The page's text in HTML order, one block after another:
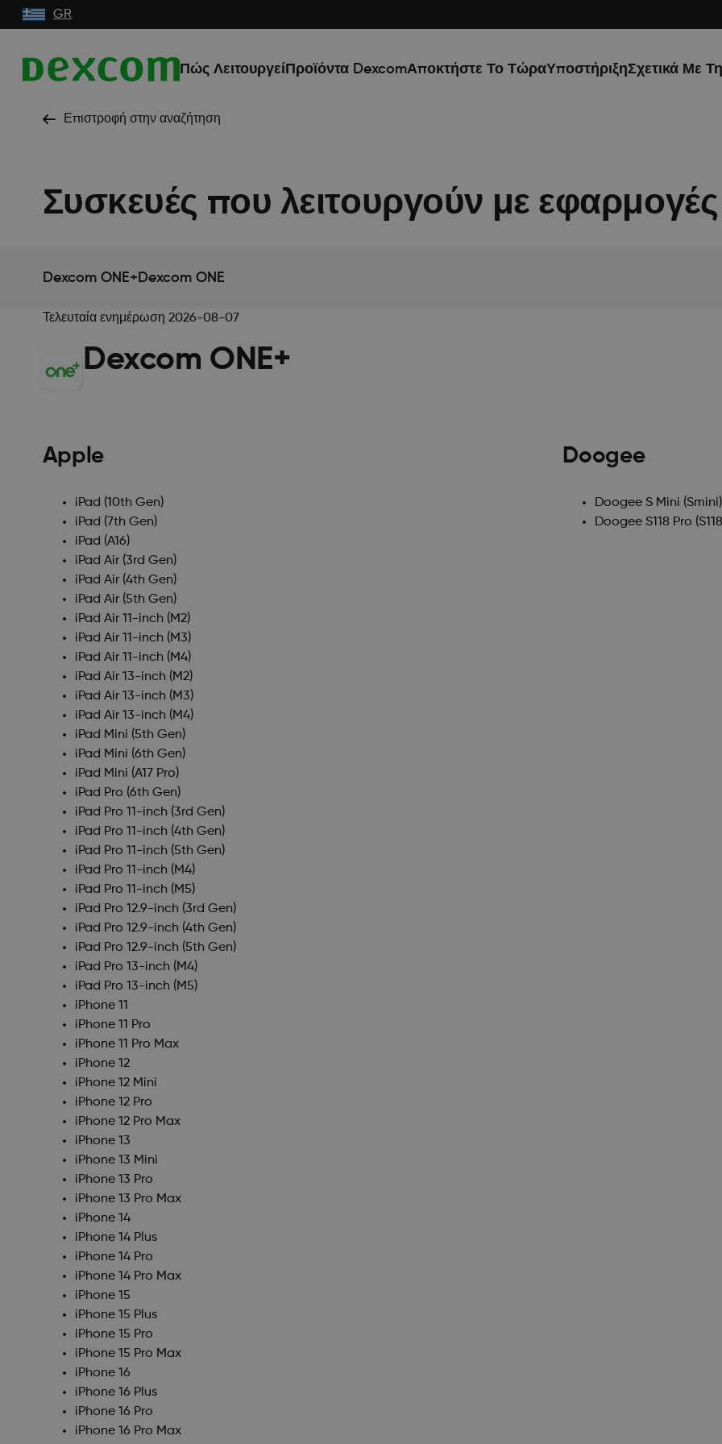
GR
Πώς Λειτουργεί Προϊόντα DexcomΑποκτήστε Το ΤώραΥποστήριξηΣχετικά Με
Επιστροφή στην αναζήτηση
Συσκευές που λειτουργούν με
Dexcom ONE+ Dexcom ONE
Τελευταία ενημέρωση 2026-08-07
Dexcom ONE+
Apple
iPad (10th Gen)
iPad (7th Gen)
iPad (A16)
iPad Air (3rd Gen)
iPad Air (4th Gen)
iPad Air (5th Gen)
iPad Air 11-inch (M2)
iPad Air 11-inch (M3)
iPad Air 11-inch (M4)
iPad Air 13-inch (M2)
iPad Air 13-inch (M3)
iPad Air 13-inch (M4)
iPad Mini (5th Gen)
iPad Mini (6th Gen)
iPad Mini (A17 Pro)
iPad Pro (6th Gen)
iPad Pro 11-inch (3rd Gen)
iPad Pro 11-inch (4th Gen)
iPad Pro 11-inch (5th Gen)
iPad Pro 11-inch (M4)
iPad Pro 11-inch (M5)
iPad Pro 12.9-inch (3rd Gen)
iPad Pro 12.9-inch (4th Gen)
iPad Pro 12.9-inch (5th Gen)
iPad Pro 13-inch (M4)
iPad Pro 13-inch (M5)
iPhone 11
iPhone 11 Pro
iPhone 11 Pro Max
iPhone 12
iPhone 12 Mini
iPhone 12 Pro
iPhone 12 Pro Max
iPhone 13
iPhone 13 Mini
iPhone 13 Pro
iPhone 13 Pro Max
iPhone 14
iPhone 14 Plus
iPhone 14 Pro
iPhone 14 Pro Max
iPhone 15
iPhone 15 Plus
iPhone 15 Pro
iPhone 15 Pro Max
iPhone 16
iPhone 16 Plus
iPhone 16 Pro
iPhone 16 Pro Max
Doogee
Doogee S Mini (Smini)
Doogee S118 Pro